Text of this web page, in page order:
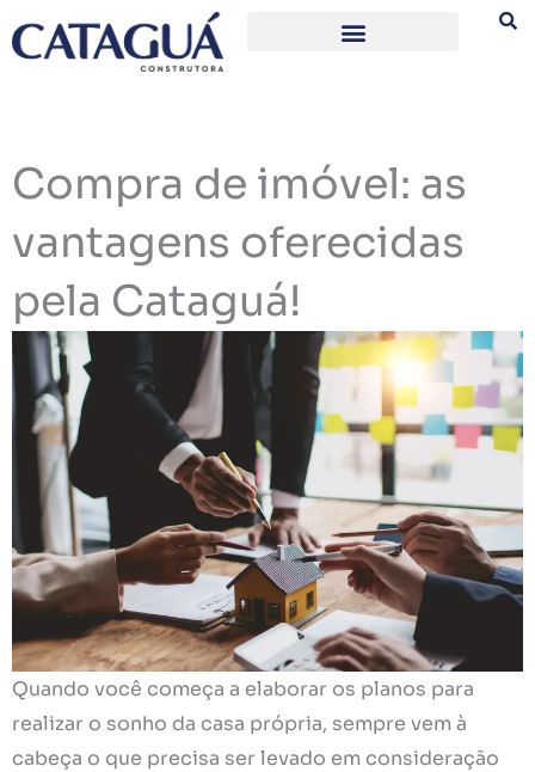
para
Compra de imóvel: as
vantagens oferecidas
pela Cataguá!
Quando você começa a elaborar os planos para
realizar o sonho da casa própria, sempre vem à
cabeça o que precisa ser levado em consideração